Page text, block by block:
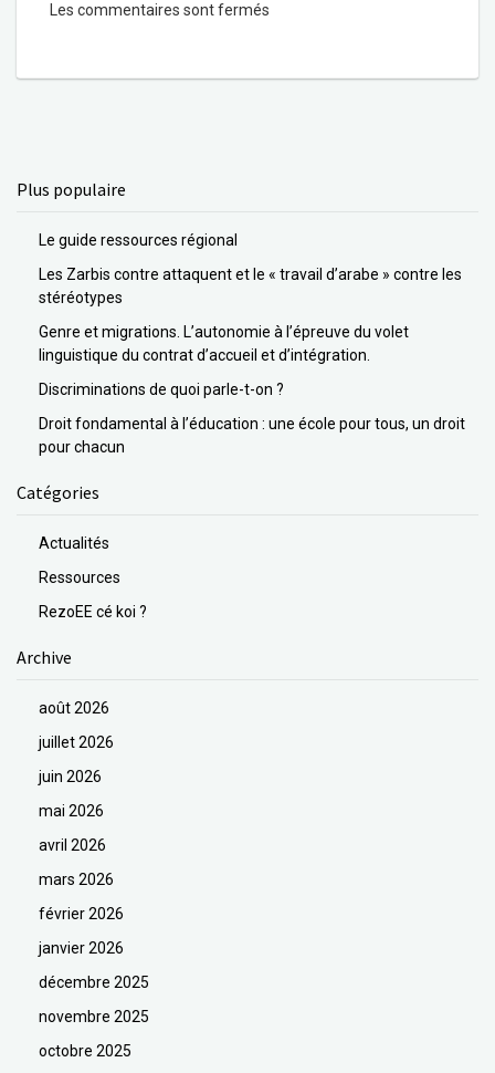
Les commentaires sont fermés
Plus populaire
Le guide ressources régional
Les Zarbis contre attaquent et le « travail d’arabe » contre les
stéréotypes
Genre et migrations. L’autonomie à l’épreuve du volet
linguistique du contrat d’accueil et d’intégration.
Discriminations de quoi parle-t-on ?
Droit fondamental à l’éducation : une école pour tous, un droit
pour chacun
Catégories
Actualités
Ressources
RezoEE cé koi ?
Archive
août 2026
juillet 2026
juin 2026
mai 2026
avril 2026
mars 2026
février 2026
janvier 2026
décembre 2025
novembre 2025
octobre 2025